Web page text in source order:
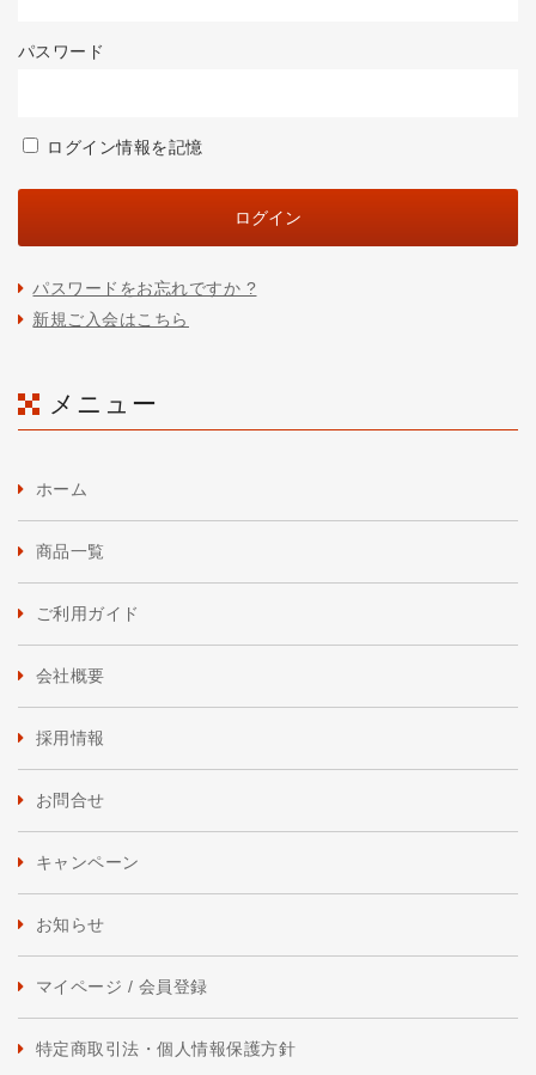
パスワード
ログイン情報を記憶
パスワードをお忘れですか ?
新規ご入会はこちら
メニュー
ホーム
商品一覧
ご利用ガイド
会社概要
採用情報
お問合せ
キャンペーン
お知らせ
マイページ / 会員登録
特定商取引法・個人情報保護方針